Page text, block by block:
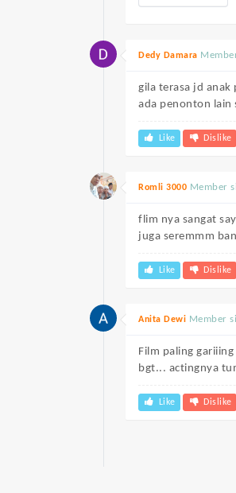
Dedy Damara
gila terasa jd anak
ada penonton lain
Like Dislike
Romli 3000 Member
flim nya sangat
juga seremmm
Like Dislike
Anita Dewi Member
Film paling
bgt... actingnya
Like Dislike